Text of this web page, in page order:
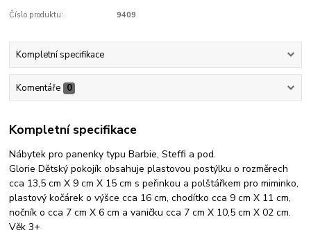
Číslo produktu: 9409
Kompletní specifikace
Komentáře 0
Kompletní specifikace
Nábytek pro panenky typu Barbie, Steffi a pod.
Glorie Dětský pokojík obsahuje plastovou postýlku o rozměrech
cca 13,5 cm X 9 cm X 15 cm s peřinkou a polštářkem pro miminko,
plastový kočárek o výšce cca 16 cm, chodítko cca 9 cm X 11 cm,
nočník o cca 7 cm X 6 cm a vaničku cca 7 cm X 10,5 cm X 02 cm.
Věk 3+